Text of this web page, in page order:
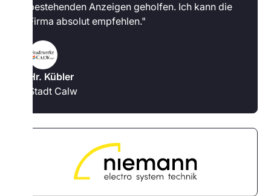
bestehenden Anzeigen geholfen. Ich kann die
Firma absolut empfehlen."
Hr. Kübler
Stadt Calw